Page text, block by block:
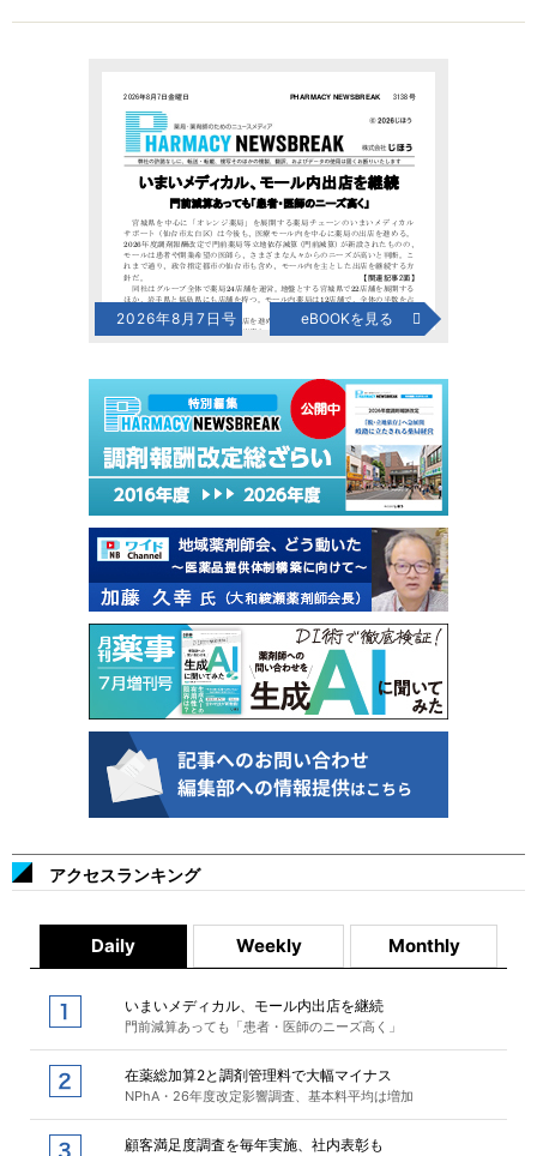
2026年8月7日号 eBOOKを見る
アクセスランキング
Daily Weekly Monthly
いまいメディカル、モール内出店を継続
門前減算あっても「患者・医師のニーズ高く」
在薬総加算2と調剤管理料で大幅マイナス
NPhA・26年度改定影響調査、基本料平均は増加
顧客満足度調査を毎年実施、社内表彰も